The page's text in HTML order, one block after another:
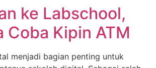
ke Labschool,
Coba Kipin ATM
menjadi bagian penting untuk